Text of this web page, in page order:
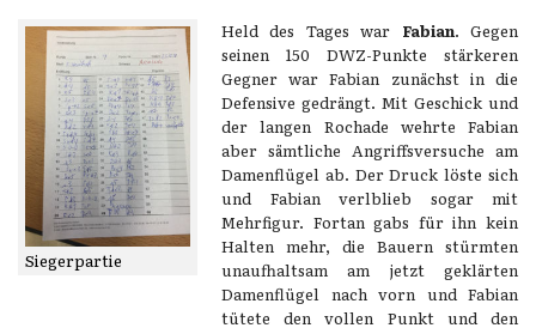
Siegerpartie
Held des Tages war Fabian. Gegen
seinen 150 DWZ-Punkte stärkeren
Gegner war Fabian zunächst in die
Defensive gedrängt. Mit Geschick und
der langen Rochade wehrte Fabian
aber sämtliche Angriffsversuche am
Damenflügel ab. Der Druck löste sich
und Fabian verlblieb sogar mit
Mehrfigur. Fortan gabs für ihn kein
Halten mehr, die Bauern stürmten
unaufhaltsam am jetzt geklärten
Damenflügel nach vorn und Fabian
tütete den vollen Punkt und den